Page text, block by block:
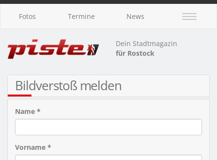
Fotos Termine News
Dein Stadtmagazin
für Rostock
Bildverstoß melden
Name *
Vorname *